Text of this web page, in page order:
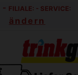
- FILIALE: - SERVICE:
ändern